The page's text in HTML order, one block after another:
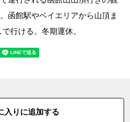
函館駅やベイエリアから山頂ま
行ける。冬期運休。
入りに追加する